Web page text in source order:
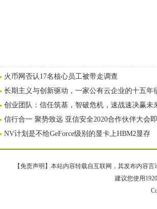
火币网否认17名核心员工被带走调查
长期主义与创新驱动，一家公有云企业的十五年
创业团队：信任筑基，智破危机，速战速决赢未
信行合一 聚势致远 亚信安全2020合作伙伴大会
NV计划是不给GeForce级别的显卡上HBM2显存
【免责声明】本站内容转载自互联网，其发布内容
建议您使用